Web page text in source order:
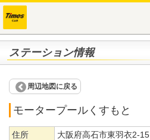
ステーション情報
周辺地図に戻る
モータープールくすもと
住所 大阪府高石市東羽衣2-15